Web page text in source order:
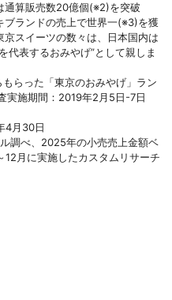
通算販売数20億個(※2)を突破
ブランドの売上で世界一(※3)を獲
スイーツの数々は、日本国内は
代表するおみやげ”として親しま
らった「東京のおみやげ」ラン
実施期間：2019年2月5日-7日
4月30日
調べ、2025年の小売売上金額ベ
月に実施したカスタムリサーチ